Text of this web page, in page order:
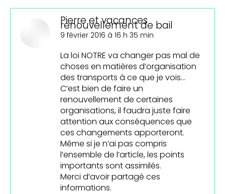
Pierre et vacances
renouvellement de bail
dit
9 février 2016 à 16 h 35 min
La loi NOTRE va changer pas mal de
choses en matières d’organisation
des transports à ce que je vois…
C’est bien de faire un
renouvellement de certaines
organisations, il faudra juste faire
attention aux conséquences que
ces changements apporteront.
Même si je n’ai pas compris
l’ensemble de l’article, les points
importants sont assimilés.
Merci d’avoir partagé ces
informations.